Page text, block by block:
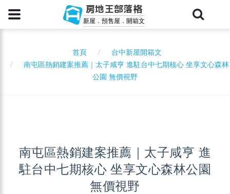
房地王部落格
新屋．預售屋．開箱文
首頁
台中新屋開箱文
南屯區熱銷建案推薦｜太子咸亨 進駐台中七期核心 坐享文心森林
公園 無價視野
南屯區熱銷建案推薦｜太子咸亨 進
駐台中七期核心 坐享文心森林公園
無價視野